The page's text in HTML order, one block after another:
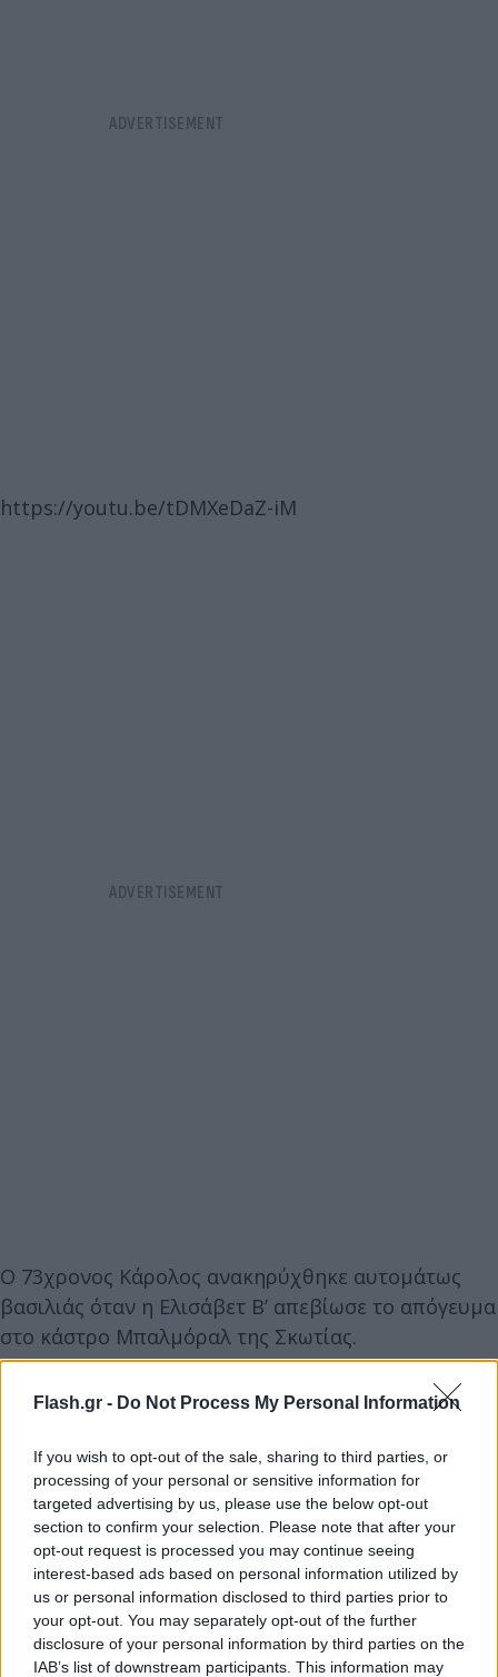
Flash.gr - Do Not Process My Personal Information
If you wish to opt-out of the sale, sharing to third parties, or
processing of your personal or sensitive information for
targeted advertising by us, please use the below opt-out
section to confirm your selection. Please note that after your
opt-out request is processed you may continue seeing
interest-based ads based on personal information utilized by
us or personal information disclosed to third parties prior to
your opt-out. You may separately opt-out of the further
disclosure of your personal information by third parties on the
IAB’s list of downstream participants. This information may
https://youtu.be/tDMXeDaZ-iM
Ο 73χρονος Κάρολος ανακηρύχθηκε αυτομάτως
βασιλιάς όταν η Ελισάβετ Β’ απεβίωσε το απόγευμα
στο κάστρο Μπαλμόραλ της Σκωτίας.
Οι πρώτες δηλώσεις
«Ο θάνατος της πολυαγαπημένης μου μητέρας, της
βασίλισσας, είναι μια στιγμή υπέρτατης θλίψης για
εμένα», τόνισε ο βασιλιάς Κάρολος Γ’ της Βρετανίας
στις πρώτες του δηλώσεις μετά τον θάνατο της
Ελισάβετ Β’. «Η απώλειά της θα γίνει βαθιά αισθητή
σε όλη τη χώρα, την κοινοπολιτεία και για
αμέτρητους ανθρώπους», είπε ο μεγαλύτερος γιος